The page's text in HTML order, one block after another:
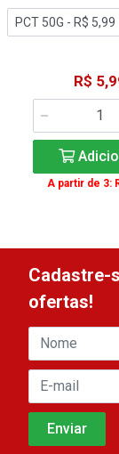
R$
A partir de 3:
Cadastre-
ofertas!